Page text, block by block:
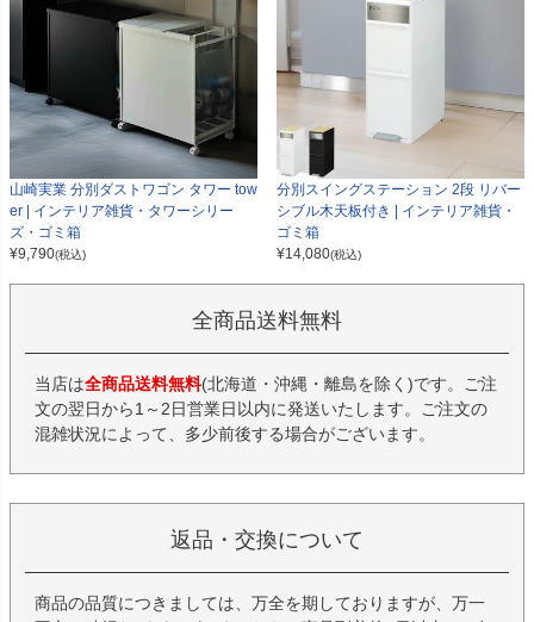
山崎実業 分別ダストワゴン タワー tow
er | インテリア雑貨・タワーシリー
ズ・ゴミ箱
¥9,790(税込)
分別スイングステーション 2段 リバー
シブル木天板付き | インテリア雑貨・
ゴミ箱
¥14,080(税込)
全商品送料無料
当店は全商品送料無料(北海道・沖縄・離島を除く)です。ご注
文の翌日から1～2日営業日以内に発送いたします。ご注文の
混雑状況によって、多少前後する場合がございます。
返品・交換について
商品の品質につきましては、万全を期しておりますが、万一